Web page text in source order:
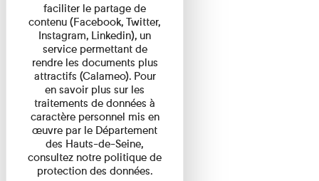
faciliter le partage de
contenu (Facebook, Twitter,
Instagram, Linkedin), un
service permettant de
rendre les documents plus
attractifs (Calameo). Pour
en savoir plus sur les
traitements de données à
caractère personnel mis en
œuvre par le Département
des Hauts-de-Seine,
consultez notre politique de
protection des données.